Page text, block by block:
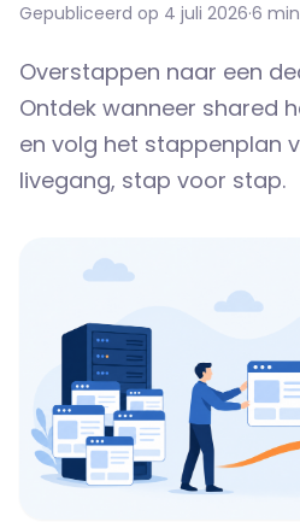
Gepubliceerd op 4 juli 2026·6
Overstappen naar een
Ontdek wanneer shared
en volg het stappenplan
livegang, stap voor stap.